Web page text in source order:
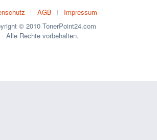
AGB
Impressum
© 2010 TonerPoint24.com
Alle Rechte vorbehalten.